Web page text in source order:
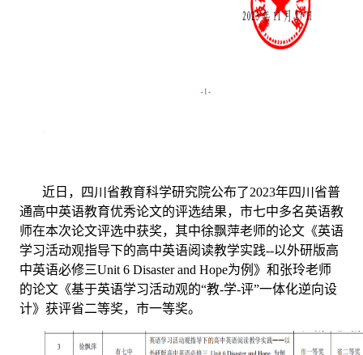
近日，四川省教育科学研究院公布了2023年四川省普
通高中英语教育优秀论文的评选结果，市七中多名英语教
师在本次论文评选中获奖，其中徐飘萍老师的论文《英语
学习活动观指导下的高中英语阅读教学实践--以外研版高
中英语必修三Unit 6 Disaster and Hope为例》和张玲老师
的论文《基于英语学习活动观的“教-学-评”一体化逆向设
计》获评省二等奖，市一等奖。